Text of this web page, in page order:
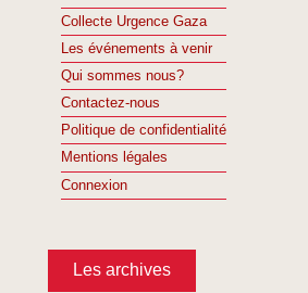
Collecte Urgence Gaza
Les événements à venir
Qui sommes nous?
Contactez-nous
Politique de confidentialité
Mentions légales
Connexion
Les archives